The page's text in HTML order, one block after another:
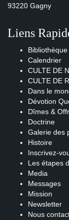
93220 Gagny
Liens
Bibliothèque
Calendrier
CULTE DE
CULTE DE
Dans le
Dévotion
Dîmes &
Doctrine
Galerie des
Histoire
Inscrivez-
Les étapes
Media
Messages
Mission
Newsletter
Nous